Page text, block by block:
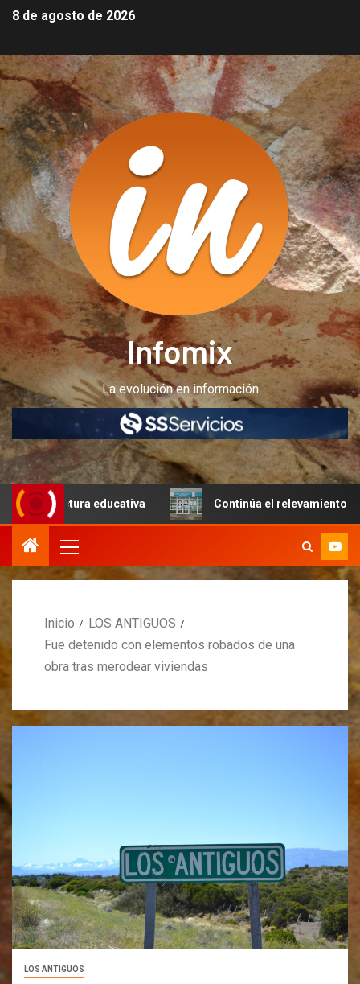
8 de agosto de 2026
Infomix
La evolución en información
educativa Continúa el relevamiento técnico en
Inicio
LOS ANTIGUOS
Fue detenido con elementos robados de una
obra tras merodear viviendas
LOS ANTIGUOS